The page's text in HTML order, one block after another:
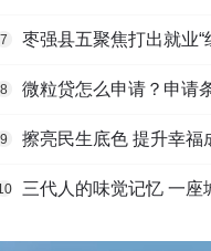
7 枣强县五聚焦打出就业“
8 微粒贷怎么申请？申请条
9 擦亮民生底色 提升幸福成色
三代人的味觉记忆 一座城的喜事选